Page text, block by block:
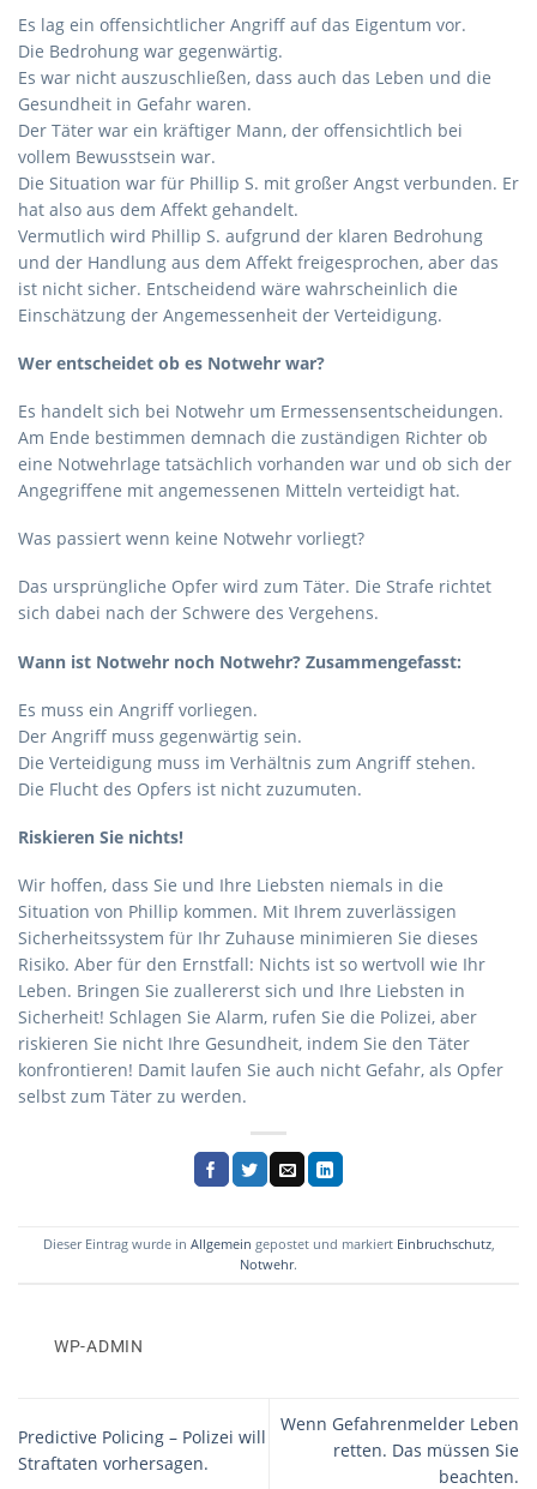
Es lag ein offensichtlicher Angriff auf das Eigentum vor.
Die Bedrohung war gegenwärtig.
Es war nicht auszuschließen, dass auch das Leben und die
Gesundheit in Gefahr waren.
Der Täter war ein kräftiger Mann, der offensichtlich bei
vollem Bewusstsein war.
Die Situation war für Phillip S. mit großer Angst verbunden. Er
hat also aus dem Affekt gehandelt.
Vermutlich wird Phillip S. aufgrund der klaren Bedrohung
und der Handlung aus dem Affekt freigesprochen, aber das
ist nicht sicher. Entscheidend wäre wahrscheinlich die
Einschätzung der Angemessenheit der Verteidigung.
Wer entscheidet ob es Notwehr war?
Es handelt sich bei Notwehr um Ermessensentscheidungen.
Am Ende bestimmen demnach die zuständigen Richter ob
eine Notwehrlage tatsächlich vorhanden war und ob sich der
Angegriffene mit angemessenen Mitteln verteidigt hat.
Was passiert wenn keine Notwehr vorliegt?
Das ursprüngliche Opfer wird zum Täter. Die Strafe richtet
sich dabei nach der Schwere des Vergehens.
Wann ist Notwehr noch Notwehr? Zusammengefasst:
Es muss ein Angriff vorliegen.
Der Angriff muss gegenwärtig sein.
Die Verteidigung muss im Verhältnis zum Angriff stehen.
Die Flucht des Opfers ist nicht zuzumuten.
Riskieren Sie nichts!
Wir hoffen, dass Sie und Ihre Liebsten niemals in die
Situation von Phillip kommen. Mit Ihrem zuverlässigen
Sicherheitssystem für Ihr Zuhause minimieren Sie dieses
Risiko. Aber für den Ernstfall: Nichts ist so wertvoll wie Ihr
Leben. Bringen Sie zuallererst sich und Ihre Liebsten in
Sicherheit! Schlagen Sie Alarm, rufen Sie die Polizei, aber
riskieren Sie nicht Ihre Gesundheit, indem Sie den Täter
konfrontieren! Damit laufen Sie auch nicht Gefahr, als Opfer
selbst zum Täter zu werden.
Dieser Eintrag wurde in Allgemein gepostet und markiert Einbruchschutz,
Notwehr.
WP-ADMIN
Predictive Policing – Polizei will
Straftaten vorhersagen.
Wenn Gefahrenmelder Leben
retten. Das müssen Sie
beachten.